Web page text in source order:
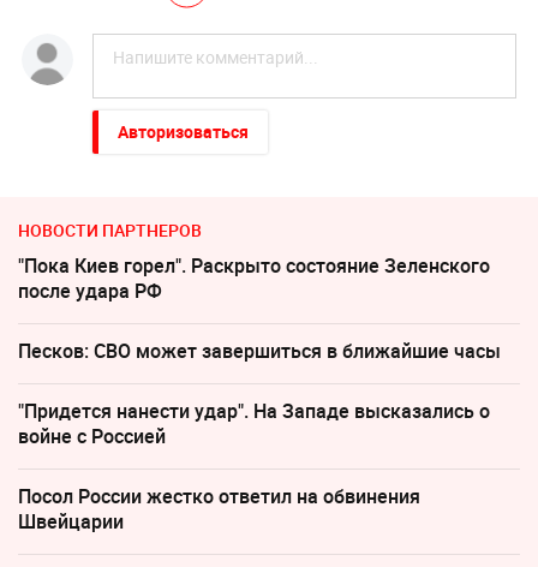
Авторизоваться
НОВОСТИ ПАРТНЕРОВ
"Пока Киев горел". Раскрыто состояние Зеленского
после удара РФ
Песков: СВО может завершиться в ближайшие часы
"Придется нанести удар". На Западе высказались о
войне с Россией
Посол России жестко ответил на обвинения
Швейцарии